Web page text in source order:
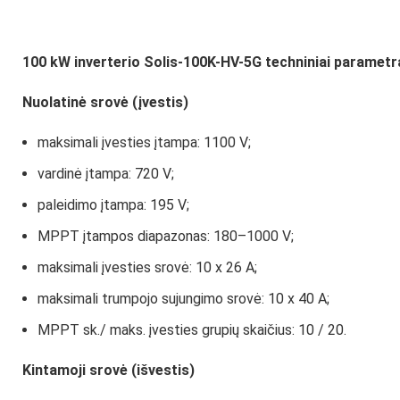
100 kW inverterio Solis-100K-HV-5G techniniai
Nuolatinė srovė (įvestis)
maksimali įvesties įtampa: 1100 V;
vardinė įtampa: 720 V;
paleidimo įtampa: 195 V;
MPPT įtampos diapazonas: 180–1000 V;
maksimali įvesties srovė: 10 x 26 A;
maksimali trumpojo sujungimo srovė: 10 x 40 A;
MPPT sk./ maks. įvesties grupių skaičius: 10 / 20.
Kintamoji srovė (išvestis)